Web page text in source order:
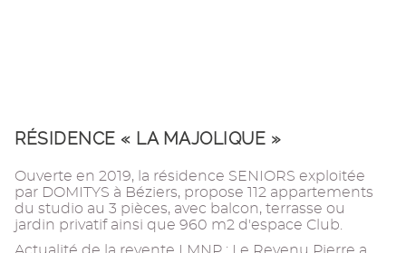
RÉSIDENCE « LA MAJOLIQUE »
Ouverte en 2019, la résidence SENIORS exploitée
par DOMITYS à Béziers, propose 112 appartements
du studio au 3 pièces, avec balcon, terrasse ou
jardin privatif ainsi que 960 m2 d'espace Club.